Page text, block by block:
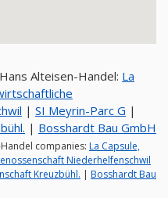
Alteisen-Handel: La
| SI Meyrin-Parc G |
| Bosshardt Bau GmbH
companies: La Capsule,
Niederhelfenschwil
Kreuzbühl. | Bosshardt Bau